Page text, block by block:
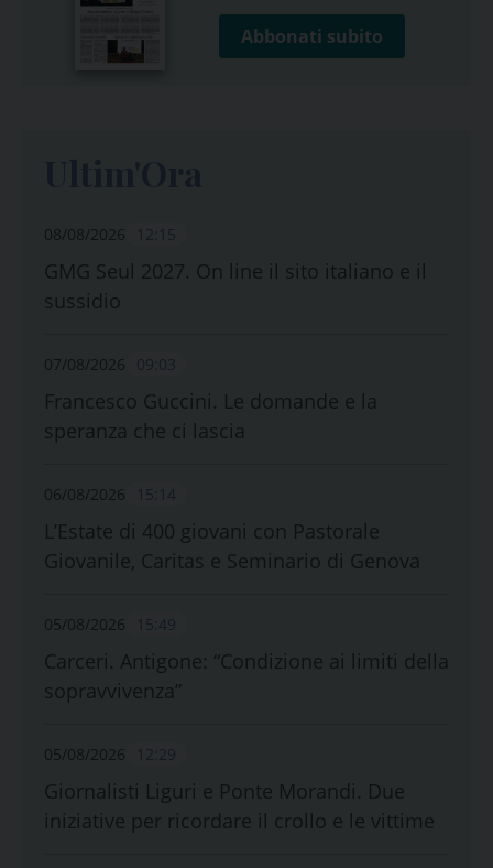
Abbonati subito
08/08/2026
GMG Seul 2027. On line il sito italiano e il
sussidio
07/08/2026
Francesco Guccini. Le domande e la
speranza che ci lascia
06/08/2026
L’Estate di 400 giovani con Pastorale
Giovanile, Caritas e Seminario di Genova
05/08/2026
Carceri. Antigone: “Condizione ai limiti della
sopravvivenza”
05/08/2026
Giornalisti Liguri e Ponte Morandi. Due
iniziative per ricordare il crollo e le vittime